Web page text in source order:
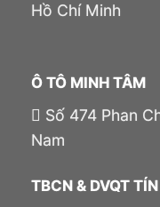
Hồ Chí Minh
Ô TÔ MINH TÂM
Số 474 Phan
Nam
TBCN & DVQT